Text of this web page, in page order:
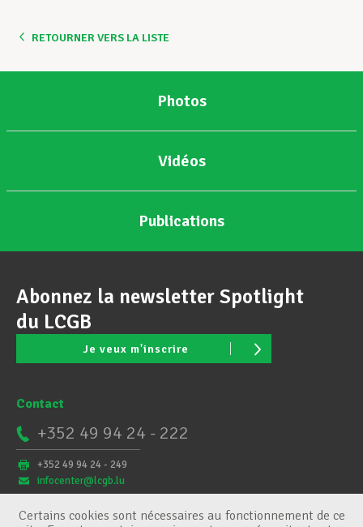
RETOURNER VERS LA LISTE
Photos
Vidéos
Publications
Abonnez la newsletter Spotlight
du LCGB
Je veux m'inscrire
Contact
+352 49 94 24 - 222
+352 49 94 24 - 249
infocenter@lcgb.lu
Certains cookies sont nécessaires au fonctionnement de ce